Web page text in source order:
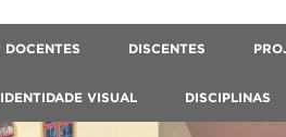
DOCENTES DISCENTES
IDENTIDADE VISUAL DISCIPLINAS